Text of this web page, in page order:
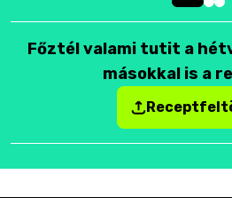
Főztél valami tutit a
másokkal is a